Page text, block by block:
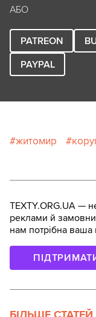
АБО
PATREON
PAYPAL
житомир
TEXTY.ORG.UA —
реклами й
нам потрібна ваша